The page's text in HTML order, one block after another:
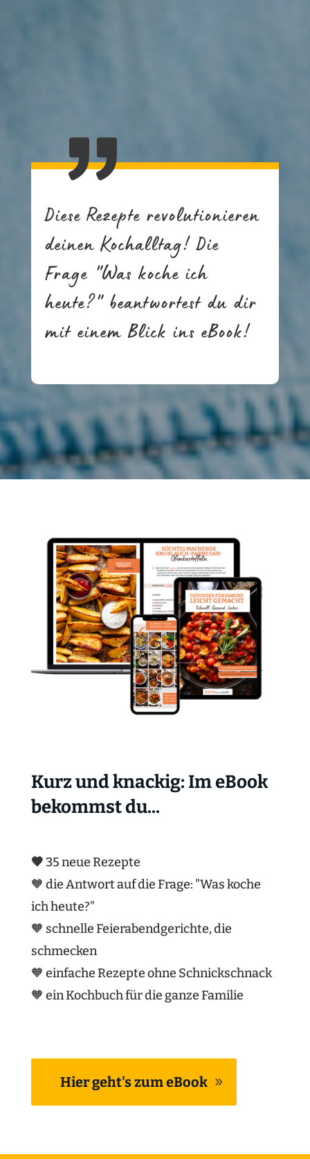
Diese Rezepte revolutionieren
deinen Kochalltag! Die
Frage "Was koche ich
heute?" beantwortest du dir
mit einem Blick ins eBook!
Kurz und knackig: Im eBook
bekommst du...
🧡35 neue Rezepte
🧡 die Antwort auf die Frage: "Was koche
ich heute?"
🧡 schnelle Feierabendgerichte, die
schmecken
🧡 einfache Rezepte ohne Schnickschnack
🧡 ein Kochbuch für die ganze Familie
Hier geht's zum eBook